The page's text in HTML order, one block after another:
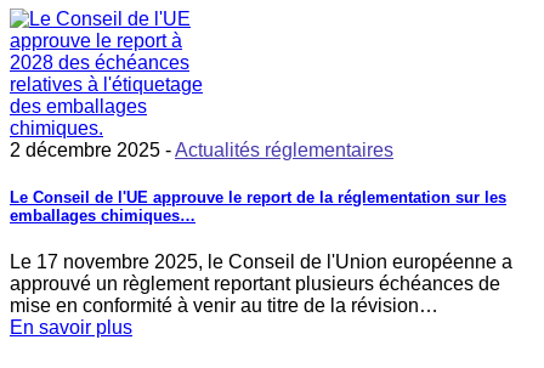
2 décembre 2025 -Actualités réglementaires
Le Conseil de l'UE approuve le report de la réglementation sur les
emballages chimiques…
Le 17 novembre 2025, le Conseil de l'Union européenne a
approuvé un règlement reportant plusieurs échéances de
mise en conformité à venir au titre de la révision…
En savoir plus